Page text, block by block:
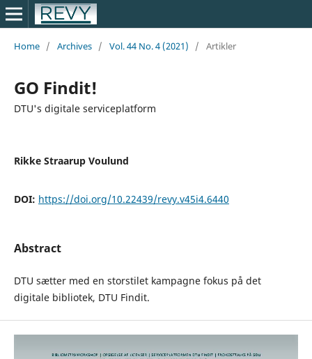
Home / Archives / Vol. 44 No. 4 (2021) / Artikler
GO Findit!
DTU's digitale serviceplatform
Rikke Straarup Voulund
DOI: https://doi.org/10.22439/revy.v45i4.6440
Abstract
DTU sætter med en storstilet kampagne fokus på det
digitale bibliotek, DTU Findit.